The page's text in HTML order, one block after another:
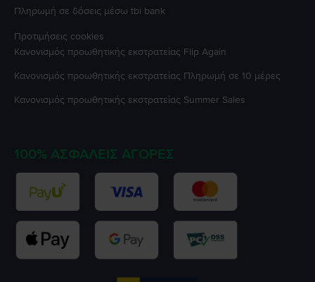
Πληρωμή σε δόσεις μέσω tbi bank
Προτιμήσεις cookies
Κανονισμός προωθητικής εκστρατείας Flip Again
Κανονισμός προωθητικής εκστρατείας Πληρωμή σε 10 μέρες
Κανονισμός προωθητικής εκστρατείας Summer Sales
100% ΑΣΦΑΛΕΊΣ ΑΓΟΡΈΣ